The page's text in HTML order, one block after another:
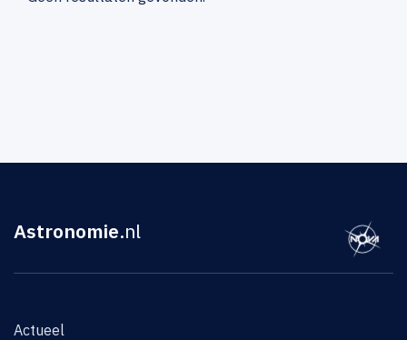
Astronomie.nl
Actueel